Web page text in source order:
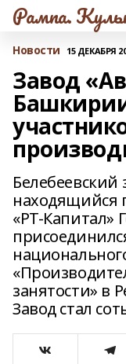
Рампа.
Новости 15 ДЕКАБРЯ
Завод
Белебеевский
находящийся
«РТ-Капитал»
занятости» в
Завод стал